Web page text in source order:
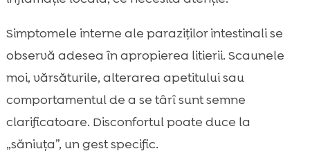
Simptomele interne ale paraziților intestinali se
observă adesea în apropierea litierii. Scaunele
moi, vărsăturile, alterarea apetitului sau
comportamentul de a se târî sunt semne
clarificatoare. Disconfortul poate duce la
„săniuța”, un gest specific.